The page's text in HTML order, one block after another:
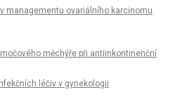
managementu ovariálního karcinomu
měchýře při antiinkontinenční
léčiv v gynekologii